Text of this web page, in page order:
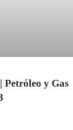
Petróleo y Gas